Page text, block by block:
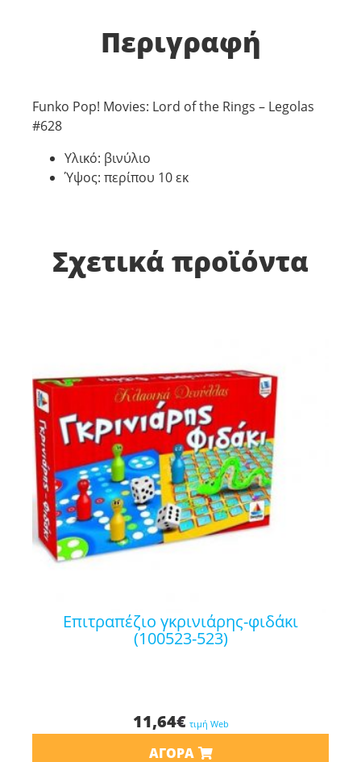
Περιγραφή
Funko Pop! Movies: Lord of the Rings – Legolas
#628
Υλικό: βινύλιο
Ύψος: περίπου 10 εκ
Σχετικά προϊόντα
επιτραπέζιο γκρινιάρης-φιδάκι
(100523-523)
11,64€ τιμή Web
ΑΓΟΡΆ